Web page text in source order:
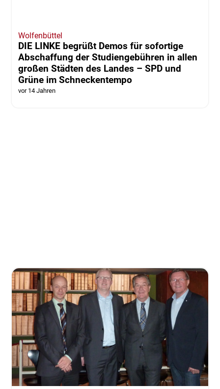
Wolfenbüttel
DIE LINKE begrüßt Demos für sofortige
Abschaffung der Studiengebühren in allen
großen Städten des Landes – SPD und
Grüne im Schneckentempo
vor 14 Jahren